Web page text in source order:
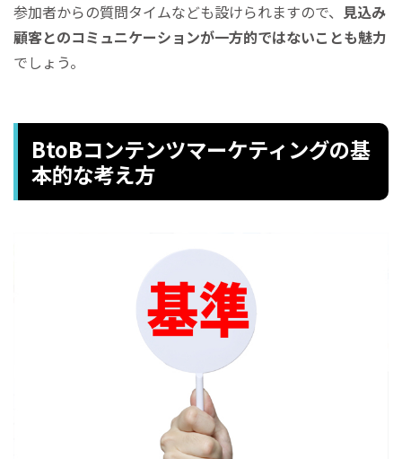
参加者からの質問タイムなども設けられますので、 見込み
顧客とのコミュニケーションが一方的ではないことも魅力
でしょう。
BtoBコンテンツマーケティングの基
本的な考え方